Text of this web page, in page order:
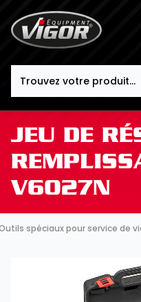
JEU DE
V6027N
spéciaux pour service de